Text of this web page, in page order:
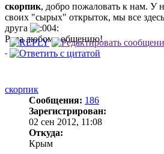
скорпик, добро пожаловать к нам. У
своих "сырых" открыток, мы все
друга
Рада любому общению!
скорпик
Сообщения: 186
Зарегистрирован:
02 сен 2012, 11:08
Откуда:
Крым